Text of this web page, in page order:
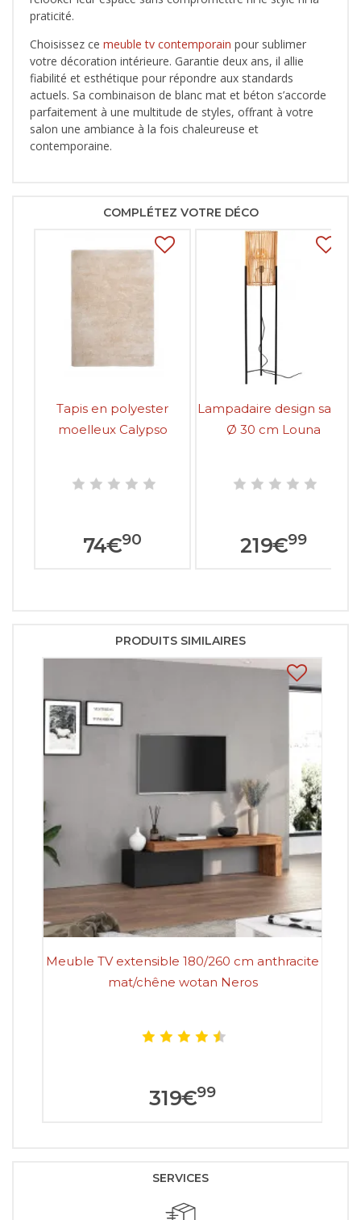
praticité.
Choisissez ce meuble tv contemporain pour sublimer
votre décoration intérieure. Garantie deux ans, il allie
fiabilité et esthétique pour répondre aux standards
actuels. Sa combinaison de blanc mat et béton s’accorde
parfaitement à une multitude de styles, offrant à votre
salon une ambiance à la fois chaleureuse et
contemporaine.
COMPLÉTEZ VOTRE DÉCO
Tapis en polyester
moelleux Calypso
74€90
Lampadaire design salon
Ø 30 cm Louna
219€99
PRODUITS SIMILAIRES
Meuble TV extensible 180/260 cm anthracite
mat/chêne wotan Neros
319€99
SERVICES